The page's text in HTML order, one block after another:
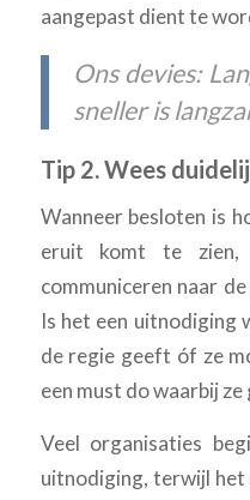
aangepast dient te
Ons devies:
sneller is
Tip 2. Wees
Wanneer besloten is
eruit komt te
communiceren naar
Is het een uitnodiging
de regie geeft óf ze
een must do waarbij ze
Veel organisaties
uitnodiging, terwijl het